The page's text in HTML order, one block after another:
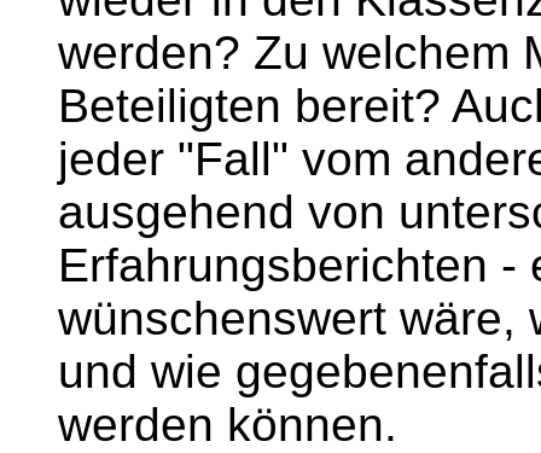
werden? Zu welchem
Beteiligten bereit?
jeder "Fall" vom
ausgehend von
Erfahrungsberichten -
wünschenswert wäre,
und wie
werden können.